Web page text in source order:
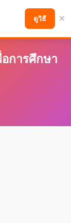
การศึกษา
ดูวิธี ×